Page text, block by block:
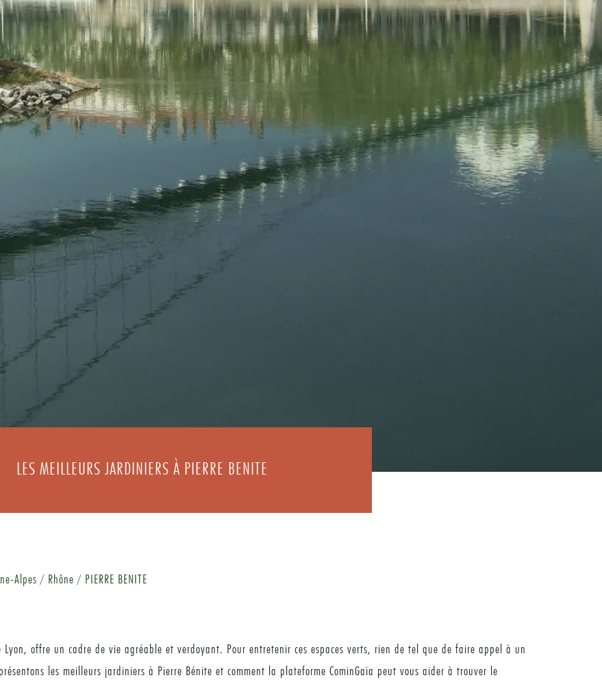
LES MEILLEURS JARDINIERS À PIERRE BENITE
Alpes Rhône PIERRE BENITE
offre un cadre de vie agréable et verdoyant. Pour entretenir ces espaces verts, rien de tel que de faire appel à un
les meilleurs jardiniers à Pierre Bénite et comment la plateforme CominGaïa peut vous aider à trouver le